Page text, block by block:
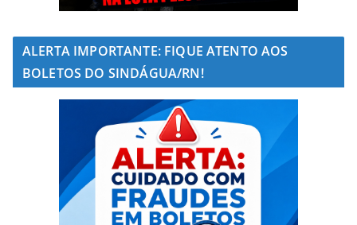
ALERTA IMPORTANTE: FIQUE ATENTO AOS
BOLETOS DO SINDÁGUA/RN!